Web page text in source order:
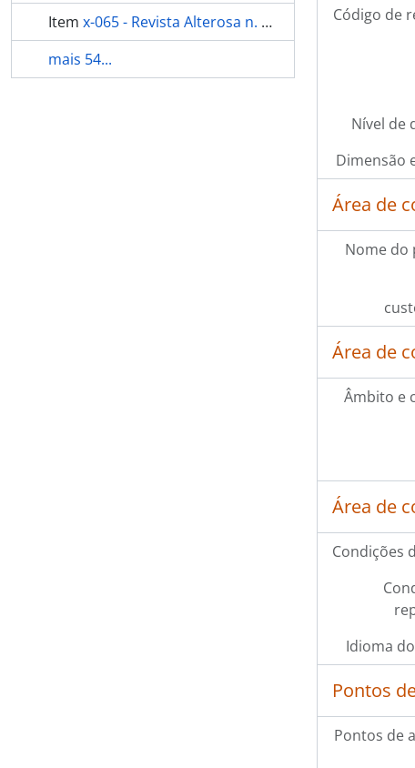
Item x-065 - Revista Alterosa n. 363
mais 54...
Código de
Nível de
Dimensão
Área de
Nome
Área de
Âmbito e
Área de
Condições
Idioma
Pontos
Pontos de